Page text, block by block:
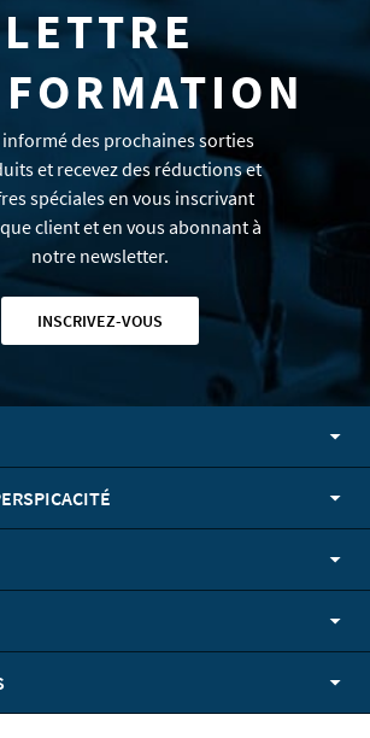
LETTRE
informé des prochaines sorties
et recevez des réductions et
spéciales en vous inscrivant
client et en vous abonnant à
notre newsletter.
INSCRIVEZ-VOUS